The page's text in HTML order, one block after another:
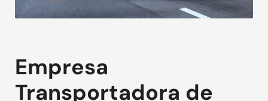
Empresa
Transportadora de